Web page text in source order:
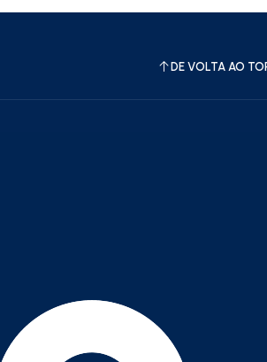
DE VOLTA AO